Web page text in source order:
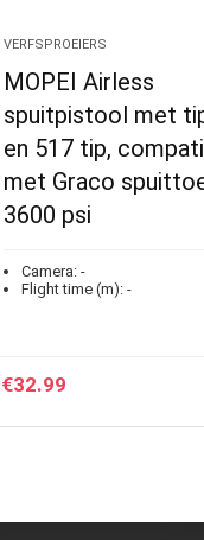
VERFSPROEIERS
MOPEI Airless
spuitpistool met
en 517 tip,
met Graco
3600 psi
Camera:-
Flight time (m):-
€32.99